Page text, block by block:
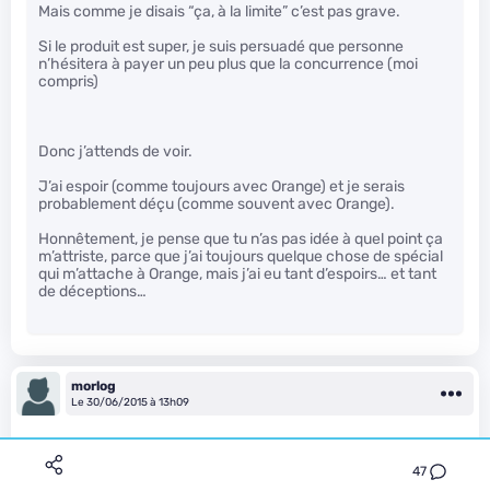
47
Mais comme je disais “ça, à la limite” c’est pas grave.
Si le produit est super, je suis persuadé que personne
n’hésitera à payer un peu plus que la concurrence (moi
compris)
Donc j’attends de voir.
J’ai espoir (comme toujours avec Orange) et je serais
probablement déçu (comme souvent avec Orange).
Honnêtement, je pense que tu n’as pas idée à quel point ça
m’attriste, parce que j’ai toujours quelque chose de spécial
qui m’attache à Orange, mais j’ai eu tant d’espoirs… et tant
de déceptions…
morlog
Le 30/06/2015 à 13h09